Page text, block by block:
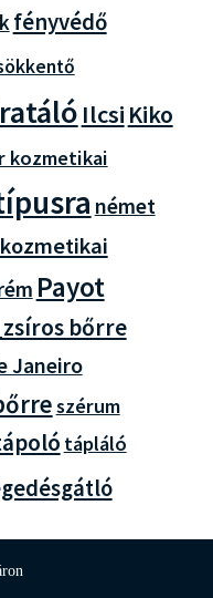
fényvédő
Ilcsi Kiko
kozmetikai
német
Payot
bőrre
Janeiro
szérum
tápláló